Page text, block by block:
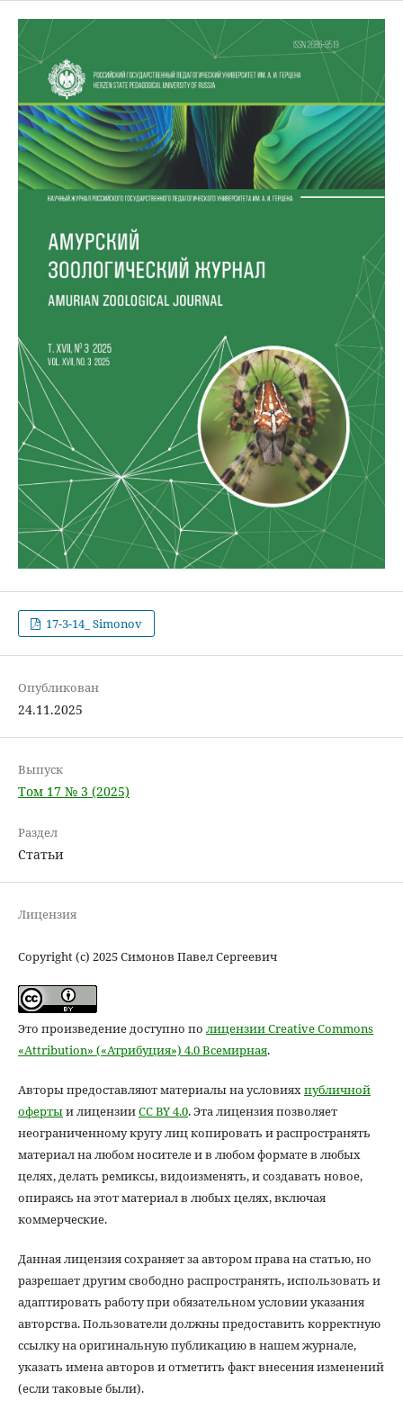
17-3-14_ Simonov
Опубликован
24.11.2025
Выпуск
Том 17 № 3 (2025)
Раздел
Статьи
Лицензия
Copyright (c) 2025 Симонов Павел Сергеевич
Это произведение доступно по лицензии Creative Commons
«Attribution» («Атрибуция») 4.0 Всемирная.
Авторы предоставляют материалы на условияхпубличной
офертыи лицензииCC BY 4.0. Эта лицензия позволяет
неограниченному кругу лиц копировать и распространять
материал на любом носителе и в любом формате в любых
целях, делать ремиксы, видоизменять, и создавать новое,
опираясь на этот материал в любых целях, включая
коммерческие.
Данная лицензия сохраняет за автором права на статью, но
разрешает другим свободно распространять, использовать и
адаптировать работу при обязательном условии указания
авторства. Пользователи должны предоставить корректную
ссылку на оригинальную публикацию в нашем журнале,
указать имена авторов и отметить факт внесения изменений
(если таковые были).